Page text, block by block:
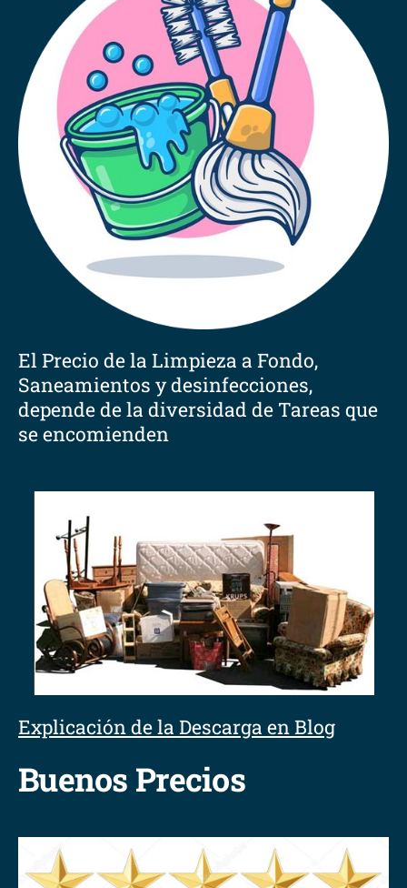
El Precio de la Limpieza a Fondo,
Saneamientos y desinfecciones,
depende de la diversidad de Tareas que
se encomienden
Explicación de la Descarga en Blog
Buenos Precios